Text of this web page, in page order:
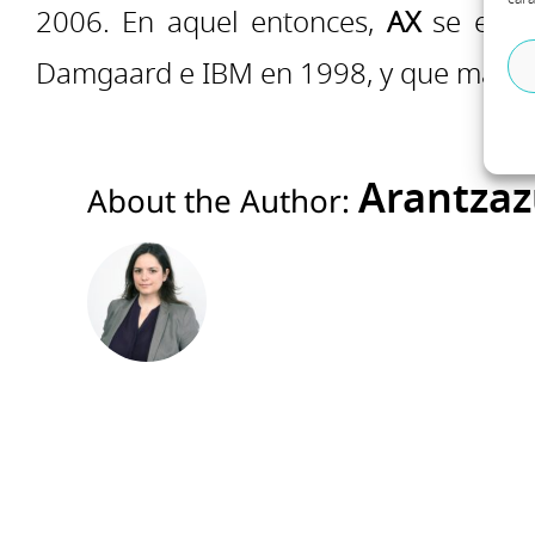
2006. En aquel entonces, AXse
Damgaard e IBM en 1998, y que más
About the Author: